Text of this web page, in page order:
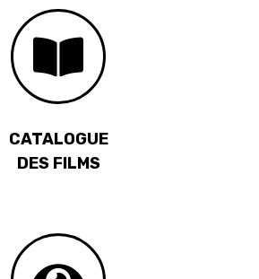
CATALOGUE
DES FILMS